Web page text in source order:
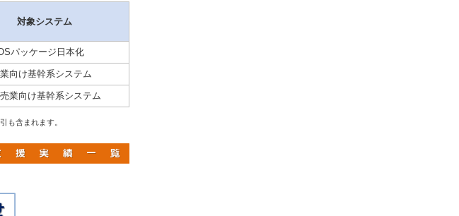
対象システム
パッケージ日本化
向け基幹系システム
業向け基幹系システム
も含まれます。